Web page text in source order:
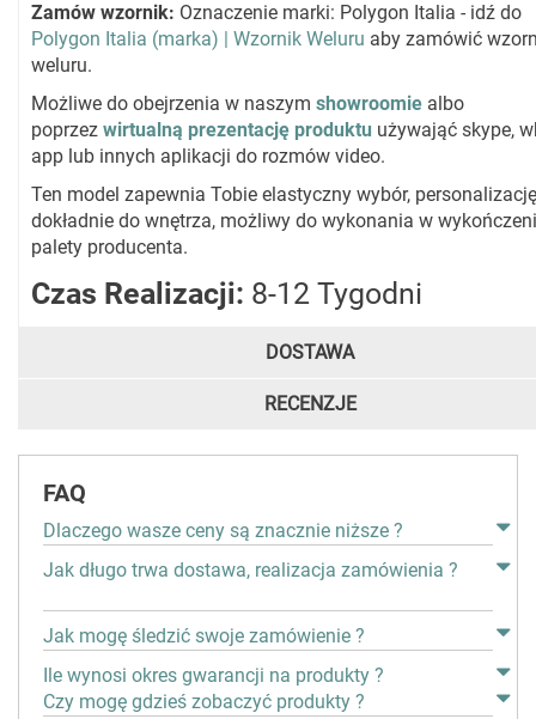
Zamów wzornik: Oznaczenie marki: Polygon Italia - idź do
Polygon Italia (marka) | Wzornik Weluru aby zamówić
weluru.
Możliwe do obejrzenia w naszym showroomie albo
poprzez wirtualną prezentację produktu używająć skype,
app lub innych aplikacji do rozmów video.
Ten model zapewnia Tobie elastyczny wybór, personalizację
dokładnie do wnętrza, możliwy do wykonania w
palety producenta.
Czas Realizacji: 8-12 Tygodni
DOSTAWA
RECENZJE
FAQ
Dlaczego wasze ceny są znacznie niższe ?
Jak długo trwa dostawa, realizacja zamówienia ?
Jak mogę śledzić swoje zamówienie ?
Ile wynosi okres gwarancji na produkty ?
Czy mogę gdzieś zobaczyć produkty ?